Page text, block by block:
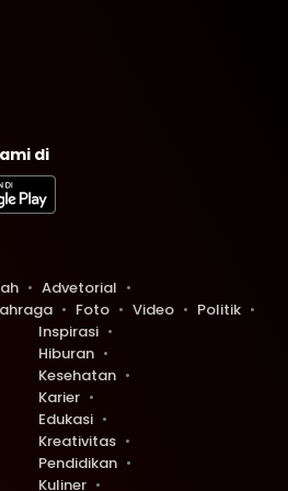
di
Advetorial
Foto Video
Politik
Inspirasi
Hiburan
Kesehatan
Karier
Edukasi
Kreativitas
Pendidikan
Kuliner